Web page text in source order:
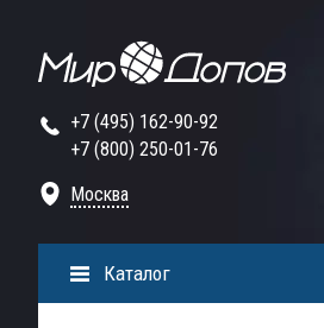
+7 (495) 162-90-92
+7 (800) 250-01-76
Москва
Каталог